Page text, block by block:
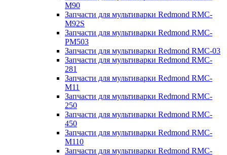
M90
Запчасти для мультиварки Redmond RMC-
M92S
Запчасти для мультиварки Redmond RMC-
PM503
Запчасти для мультиварки Redmond RMC-03
Запчасти для мультиварки Redmond RMC-
281
Запчасти для мультиварки Redmond RMC-
M11
Запчасти для мультиварки Redmond RMC-
250
Запчасти для мультиварки Redmond RMC-
450
Запчасти для мультиварки Redmond RMC-
M110
Запчасти для мультиварки Redmond RMC-